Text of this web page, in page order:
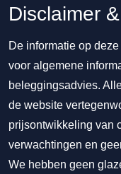
Disclaimer
De informatie op
voor algemene
beleggingsadvies.
de website
prijsontwikkeling van
verwachtingen en
We hebben geen